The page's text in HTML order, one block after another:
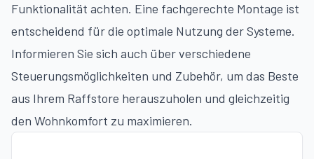
Funktionalität achten. Eine fachgerechte Montage ist
entscheidend für die optimale Nutzung der Systeme.
Informieren Sie sich auch über verschiedene
Steuerungsmöglichkeiten und Zubehör, um das Beste
aus Ihrem Raffstore herauszuholen und gleichzeitig
den Wohnkomfort zu maximieren.